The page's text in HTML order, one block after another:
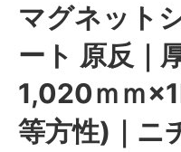
マグネット
ート 原反｜
1,020ｍｍ
等方性)｜ニ